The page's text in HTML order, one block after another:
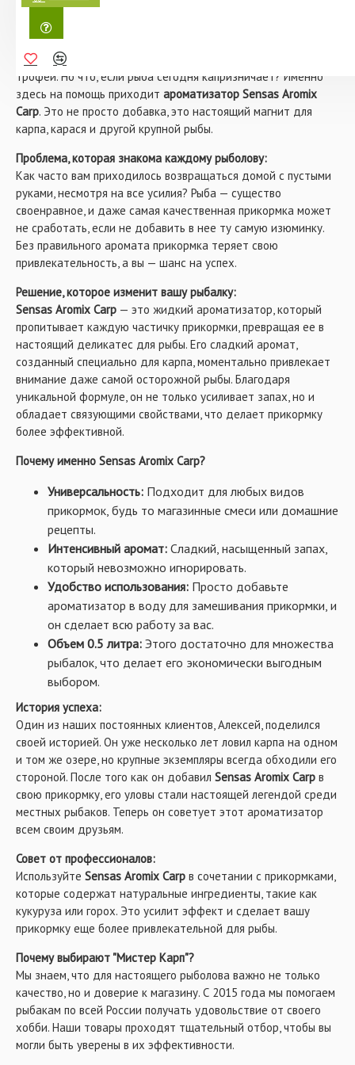
настоящий трофей!
Каждый рыбак знает: чтобы поймать карпа, нужно не
просто ждать, а привлечь его внимание. Ароматизатор
этом деле. Сладкий аромат, созданный из натуральных
ингредиентов и доведенный до состояния жидкого
концентрата, станет настоящим магнитом для карпа и
Почему выбирают Sensas Aromix
Carp?
Этот ароматизатор – не просто добавка, а ключ к
успеху на рыбалке. Его уникальная формула позволяет
пропитать каждую частичку прикормки насыщенным
Карп чувствует этот аромат даже на большом
расстоянии и спешит к месту ловли!
Что делает его особенным?
Натуральные ингредиенты: только
качественные компоненты, которые безопасны
для рыбы и окружающей среды.
Универсальность
прикормок и может использоваться как дип для
Простота использования : достаточно смешать
с водой (10-25% от объема) и добавить в
прикормочную смесь или использовать
непосредственно перед забросом снасти.
Как работает Sensas Aromix Carp?
Представьте: вы добавляете несколько капель
ароматизатора в воду для замешивания прикормки или
обрабатываете им насадку перед забросом. Уже через
несколько минут вокруг вашей снасти начинает
собираться рыба! Сладкий аромат действует как
сигнал: здесь есть что-то вкусное! Карп теряет
бдительность и активно клюет даже в сложных
условиях ловли – будь то мутная вода или холодная
погода.
Советы от профессионалов
Для максимального эффекта используйте Sensas
смесью или добавляйте его непосредственно перед
началом рыбалки
. Если вы ловите на фидер, смешайте ароматизатор с
водой для замешивания прикормки – это позволит
привлекательное облако в воде. Для поплавочной ловли
обработайте насадку несколькими каплями дипа – это
усилит ее привлекательность и увеличит шансы на
поклевку.
Не бойтесь экспериментировать: Sensas Aromix Carp
Представьте, как вы сидите на берегу тихого водоема,
наслаждаясь утренней прохладой. Вокруг — только природа,
а в руках — удочка, готовая подарить вам настоящий
трофей. Но что, если рыба сегодня капризничает? Именно
здесь на помощь приходит ароматизатор Sensas Aromix
Carp. Это не просто добавка, это настоящий магнит для
карпа, карася и другой крупной рыбы.
Проблема, которая знакома каждому рыболову:
Как часто вам приходилось возвращаться домой с пустыми
руками, несмотря на все усилия? Рыба — существо
своенравное, и даже самая качественная прикормка может
не сработать, если не добавить в нее ту самую изюминку.
Без правильного аромата прикормка теряет свою
привлекательность, а вы — шанс на успех.
Решение, которое изменит вашу рыбалку:
Sensas Aromix Carp — это жидкий ароматизатор, который
пропитывает каждую частичку прикормки, превращая ее в
настоящий деликатес для рыбы. Его сладкий аромат,
созданный специально для карпа, моментально привлекает
внимание даже самой осторожной рыбы. Благодаря
уникальной формуле, он не только усиливает запах, но и
обладает связующими свойствами, что делает прикормку
более эффективной.
Почему именно Sensas Aromix Carp?
Универсальность: Подходит для любых видов
прикормок, будь то магазинные смеси или домашние
рецепты.
Интенсивный аромат: Сладкий, насыщенный запах,
который невозможно игнорировать.
Удобство использования: Просто добавьте
ароматизатор в воду для замешивания прикормки, и
он сделает всю работу за вас.
Объем 0.5 литра: Этого достаточно для множества
рыбалок, что делает его экономически выгодным
выбором.
История успеха:
Один из наших постоянных клиентов, Алексей, поделился
своей историей. Он уже несколько лет ловил карпа на одном
и том же озере, но крупные экземпляры всегда обходили его
стороной. После того как он добавил Sensas Aromix Carp в
свою прикормку, его уловы стали настоящей легендой среди
местных рыбаков. Теперь он советует этот ароматизатор
всем своим друзьям.
Совет от профессионалов:
Используйте Sensas Aromix Carp в сочетании с прикормками,
которые содержат натуральные ингредиенты, такие как
кукуруза или горох. Это усилит эффект и сделает вашу
прикормку еще более привлекательной для рыбы.
Почему выбирают "Мистер Карп"?
Мы знаем, что для настоящего рыболова важно не только
качество, но и доверие к магазину. С 2015 года мы помогаем
рыбакам по всей России получать удовольствие от своего
хобби. Наши товары проходят тщательный отбор, чтобы вы
могли быть уверены в их эффективности.